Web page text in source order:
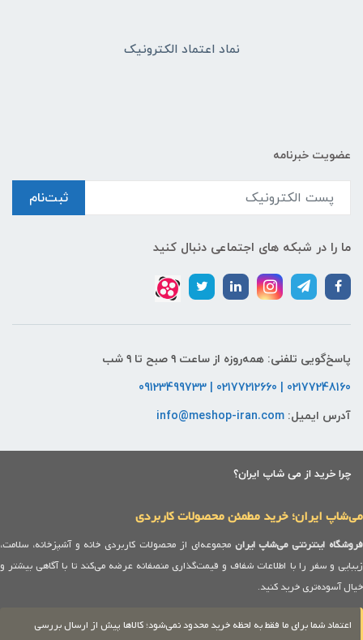
نماد اعتماد الکترونیک
عضویت خبرنامه
ثبت‌نام
ما را در شبکه های اجتماعی دنبال کنید
پاسخ‌گویی تلفنی: همه‌روزه از ساعت ۹ صبح تا ۹ شب
02177248160 | 02177212660 | 09123499733
آدرس ایمیل: info@meshop-iran.com
چرا خرید از می شاپ ایران؟
می‌شاپ ایران؛ خرید مطمئن محصولات کاربردی
فروشگاه اینترنتی می‌شاپ ایران مجموعه‌ای از محصولات کاربردی خانه و آشپزخانه، سلامت،
زیبایی و سفر را با اطلاعات شفاف و قیمت‌گذاری منصفانه عرضه می‌کند تا با آگاهی بیشتر و
خیال آسوده‌تری خرید کنید.
اعتماد شما برای ما فقط به لحظه خرید محدود نمی‌شود؛ کالاها پیش از ارسال بررسی